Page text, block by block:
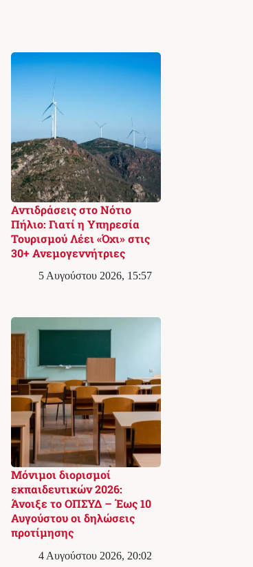
Αντιδράσεις στο Νότιο
Πήλιο: Γιατί η Υπηρεσία
Τουρισμού Λέει «Όχι» στις
30+ Ανεμογεννήτριες
5 Αυγούστου 2026, 15:57
Μόνιμοι διορισμοί
εκπαιδευτικών 2026:
Άνοιξε το ΟΠΣΥΔ – Έως 10
Αυγούστου οι δηλώσεις
προτίμησης
4 Αυγούστου 2026, 20:02